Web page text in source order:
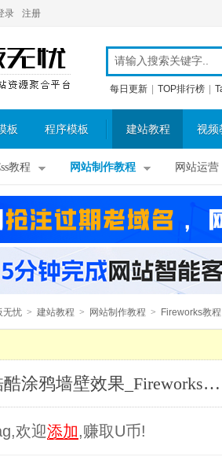
录 注册
每日更新 TOP排行榜
板 程序模板 建站教程 视频
教程 网站制作教程 网站运营
无忧 > 建站教程 > 网站制作教程 > Fireworks教程
Fireworks打造酷酷涂鸦墙壁效果_Fireworks教程
欢迎添加,赚取U币!